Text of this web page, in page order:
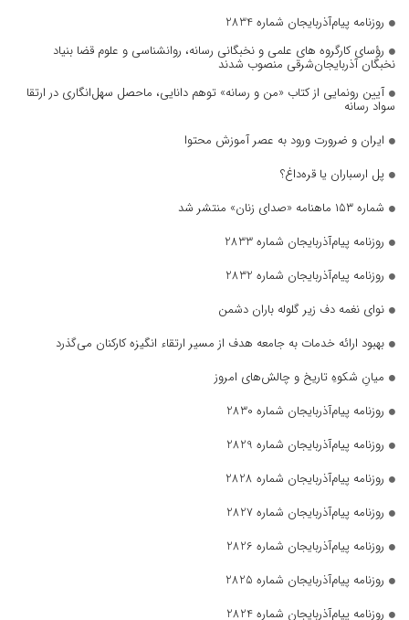
روزنامه پیام‌آذربایجان شماره 2834
رؤسای کارگروه های علمی و نخبگانی رسانه، روانشناسی و علوم قضا بنیاد
نخبگان آذربایجان‌شرقی منصوب شدند
آیین رونمایی از کتاب «من و رسانه» توهم دانایی، ماحصل سهل‌انگاری در ارتقا
سواد رسانه
ایران و ضرورت ورود به عصر آموزش محتوا
پل ارسباران یا قره‌داغ؟
شماره ۱۵۳ ماهنامه «صدای زنان» منتشر شد
روزنامه پیام‌آذربایجان شماره 2833
روزنامه پیام‌آذربایجان شماره 2832
نوای نغمه دف زیر گلوله باران دشمن
بهبود ارائه خدمات به جامعه هدف از مسیر ارتقاء انگیزه کارکنان می‌گذرد
میانِ شکوهِ تاریخ و چالش‌های امروز
روزنامه پیام‌آذربایجان شماره 2830
روزنامه پیام‌آذربایجان شماره 2829
روزنامه پیام‌آذربایجان شماره 2828
روزنامه پیام‌آذربایجان شماره 2827
روزنامه پیام‌آذربایجان شماره 2826
روزنامه پیام‌آذربایجان شماره 2825
روزنامه پیام‌آذربایجان شماره 2824